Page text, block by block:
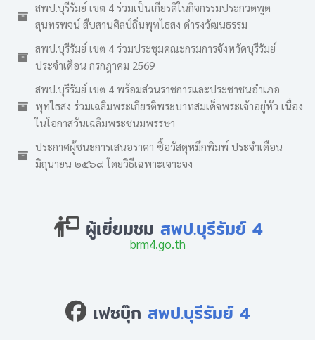
สพป.บุรีรัมย์ เขต 4 ร่วมเป็นเกียรติในกิจกรรมประกวดพูด
สุนทรพจน์ สืบสานศิลป์ถิ่นพุทไธสง ดำรงวัฒนธรรม
สพป.บุรีรัมย์ เขต 4 ร่วมประชุมคณะกรมการจังหวัดบุรีรัมย์
ประจำเดือน กรกฎาคม 2569
สพป.บุรีรัมย์ เขต 4 พร้อมส่วนราชการและประชาชนอำเภอ
พุทไธสง ร่วมเฉลิมพระเกียรติพระบาทสมเด็จพระเจ้าอยู่หัว เนื่อง
ในโอกาสวันเฉลิมพระชนมพรรษา
ประกาศผู้ชนะการเสนอราคา ซื้อวัสดุหมึกพิมพ์ ประจำเดือน
มิถุนายน ๒๕๖๙ โดยวิธีเฉพาะเจาะจง
ผู้เยี่ยมชม สพป.บุรีรัมย์ 4
brm4.go.th
เฟซบุ๊ก สพป.บุรีรัมย์ 4